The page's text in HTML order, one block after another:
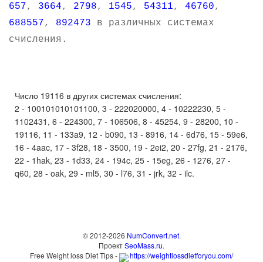
657, 3664, 2798, 1545, 54311, 46760,
688557, 892473 в различных системах
счисления.
Число 19116 в других системах счисления:
2 - 100101010101100, 3 - 222020000, 4 - 10222230, 5 -
1102431, 6 - 224300, 7 - 106506, 8 - 45254, 9 - 28200, 10 -
19116, 11 - 133a9, 12 - b090, 13 - 8916, 14 - 6d76, 15 - 59e6,
16 - 4aac, 17 - 3f28, 18 - 3500, 19 - 2ei2, 20 - 27fg, 21 - 2176,
22 - 1hak, 23 - 1d33, 24 - 194c, 25 - 15eg, 26 - 1276, 27 -
q60, 28 - oak, 29 - ml5, 30 - l76, 31 - jrk, 32 - ilc.
© 2012-2026 NumConvert.net.
ПроектSeoMass.ru.
Free Weight loss Diet Tips -
https://weightlossdietforyou.com/